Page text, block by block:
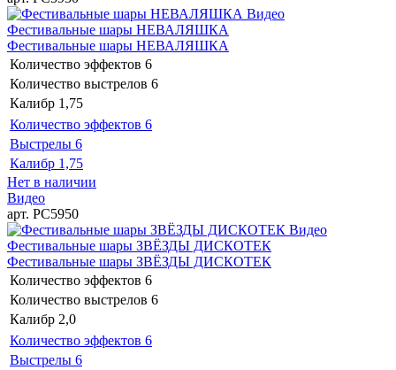
Видео
Фестивальные шары НЕВАЛЯШКА
Фестивальные шары НЕВАЛЯШКА
Количество эффектов 6
Количество выстрелов 6
Калибр 1,75
Количество эффектов 6
Выстрелы 6
Калибр 1,75
Нет в наличии
Видео
арт. РС5950
Видео
Фестивальные шары ЗВЁЗДЫ ДИСКОТЕК
Фестивальные шары ЗВЁЗДЫ ДИСКОТЕК
Количество эффектов 6
Количество выстрелов 6
Калибр 2,0
Количество эффектов 6
Выстрелы 6